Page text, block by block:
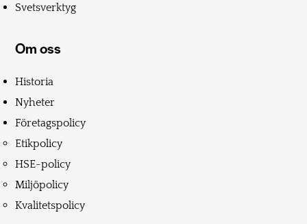
Svetsverktyg
Om oss
Historia
Nyheter
Företagspolicy
Etikpolicy
HSE-policy
Miljöpolicy
Kvalitetspolicy